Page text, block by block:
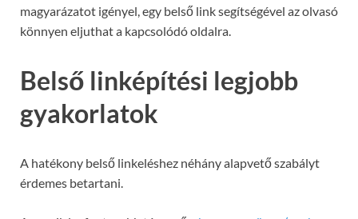
magyarázatot igényel, egy belső link segítségével az olvasó
könnyen eljuthat a kapcsolódó oldalra.
Belső linképítési legjobb
gyakorlatok
A hatékony belső linkeléshez néhány alapvető szabályt
érdemes betartani.